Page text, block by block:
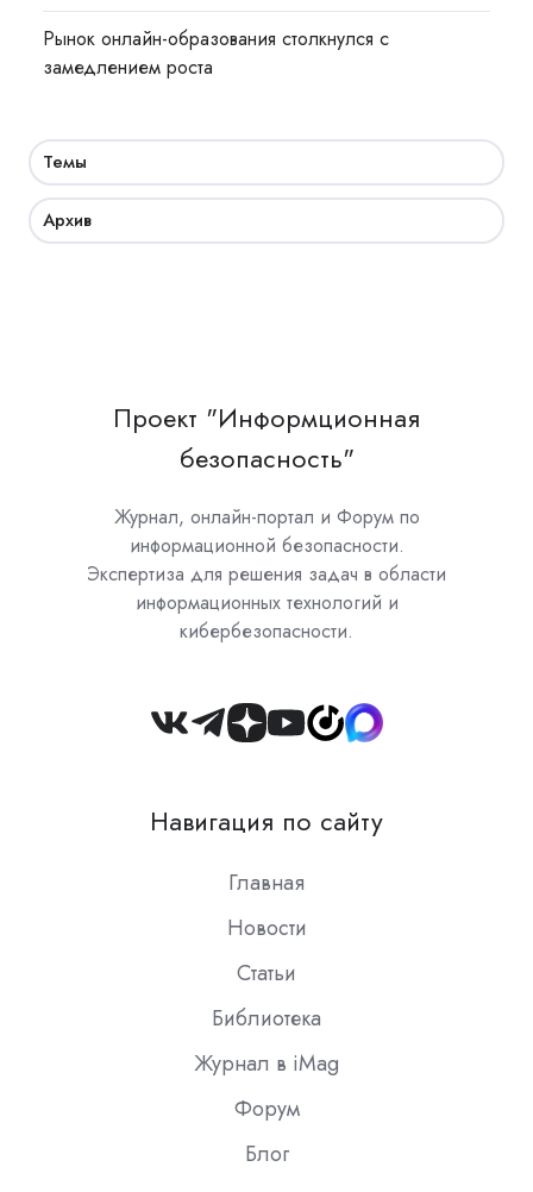
Рынок онлайн-образования столкнулся с
замедлением роста
Темы
Архив
Проект "Информционная
безопасность"
Журнал, онлайн-портал и Форум по
информационной безопасности.
Экспертиза для решения задач в области
информационных технологий и
кибербезопасности.
Join
Slack
Навигация по сайту
Главная
Новости
Статьи
Библиотека
Журнал в iMag
Форум
Блог